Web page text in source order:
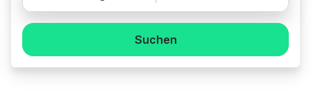
Suchen